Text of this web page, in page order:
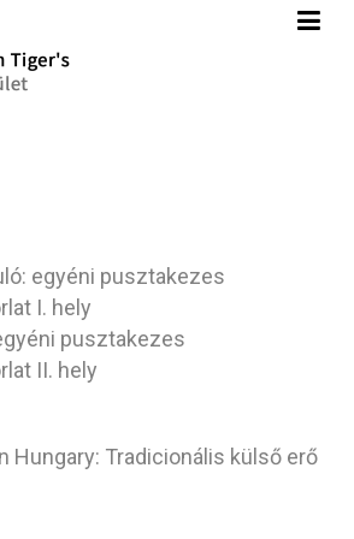
egyéni pusztakezes
I. hely
pusztakezes
II. hely
Hungary: Tradicionális külső erő